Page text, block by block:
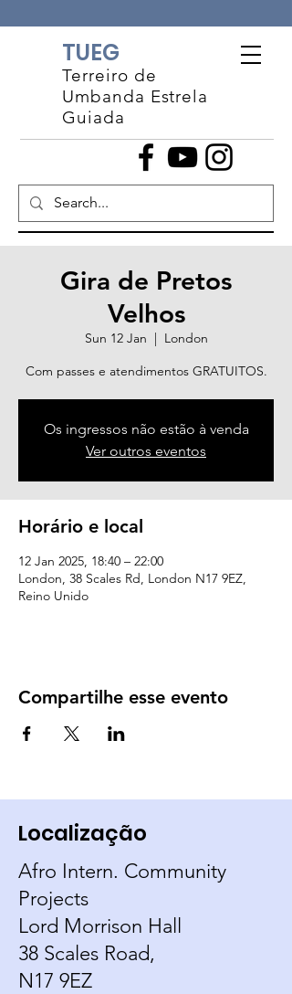
TUEG
Terreiro de
Umbanda Estrela
Guiada
Gira de Pretos
Velhos
Sun 12 Jan
  |
London
Com passes e atendimentos GRATUITOS.
Os ingressos não estão à venda
Ver outros eventos
Horário e local
12 Jan 2025, 18:40 – 22:00
London, 38 Scales Rd, London N17 9EZ,
Reino Unido
Compartilhe esse evento
Localização
Afro Intern. Community
Projects
Lord Morrison Hall
38 Scales Road,
N17 9EZ